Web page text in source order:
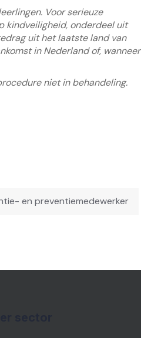
Voor serieuze
kindveiligheid, onderdeel uit
uit het laatste land van
in Nederland of, wanneer
niet in behandeling.
en preventiemedewerker